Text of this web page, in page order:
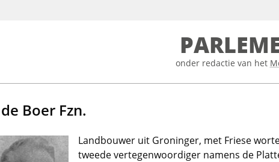
verbergen
onder redactie van het
Boer Fzn.
Landbouwer uit Groninger, met Friese
tweede vertegenwoordiger namens de